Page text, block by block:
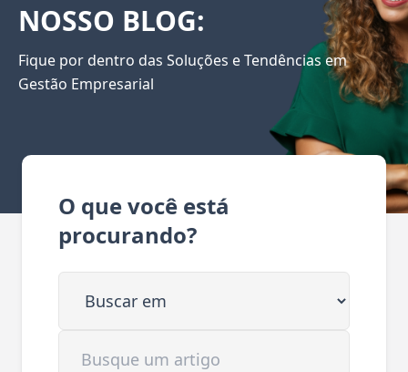
NOSSO BLOG:
Fique por dentro das Soluções e Tendências em
Gestão Empresarial
O que você está
procurando?